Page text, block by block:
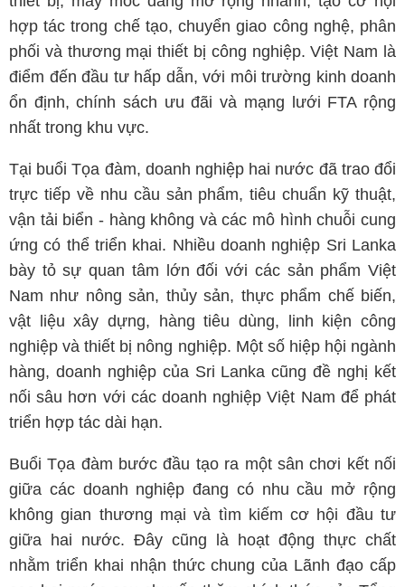
hợp tác trong chế tạo, chuyển giao công nghệ, phân
phối và thương mại thiết bị công nghiệp. Việt Nam là
điểm đến đầu tư hấp dẫn, với môi trường kinh doanh
ổn định, chính sách ưu đãi và mạng lưới FTA rộng
nhất trong khu vực.
Tại buổi Tọa đàm, doanh nghiệp hai nước đã trao đổi
trực tiếp về nhu cầu sản phẩm, tiêu chuẩn kỹ thuật,
vận tải biển - hàng không và các mô hình chuỗi cung
ứng có thể triển khai. Nhiều doanh nghiệp Sri Lanka
bày tỏ sự quan tâm lớn đối với các sản phẩm Việt
Nam như nông sản, thủy sản, thực phẩm chế biến,
vật liệu xây dựng, hàng tiêu dùng, linh kiện công
nghiệp và thiết bị nông nghiệp. Một số hiệp hội ngành
hàng, doanh nghiệp của Sri Lanka cũng đề nghị kết
nối sâu hơn với các doanh nghiệp Việt Nam để phát
triển hợp tác dài hạn.
Buổi Tọa đàm bước đầu tạo ra một sân chơi kết nối
giữa các doanh nghiệp đang có nhu cầu mở rộng
không gian thương mại và tìm kiếm cơ hội đầu tư
giữa hai nước. Đây cũng là hoạt động thực chất
nhằm triển khai nhận thức chung của Lãnh đạo cấp